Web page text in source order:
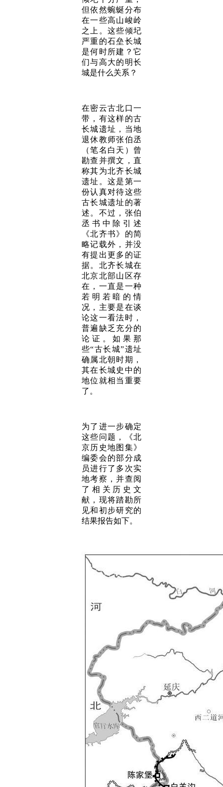
但依然蜿蜒分布
在一些高山峻岭
之上。这些倾圮
严重的石垒长城
是何时所建？它
们与高大的明长
城是什么关系？
在密云古北口一
带，有这样的古
长城遗址，当地
退休教师张伯丞
（笔名白天）曾
勘查并撰文，直
称其为北齐长城
遗址。这是第一
份认真对待这些
古长城遗址的著
述。不过，张伯
丞书中除引述
《北齐书》的简
略记载外，并没
有提出更多的证
据。北齐长城在
北京北部山区存
在，一直是一种
若明若暗的情
况，主要是在谈
论这一看法时，
普遍缺乏充分的
论证。如果那
些“古长城”遗址
确属北朝时期，
其在长城史中的
地位就相当重要
了。
为了进一步确定
这些问题，《北
京历史地图集》
编委会的部分成
员进行了多次实
地考察，并查阅
了相关历史文
献，现将踏勘所
见和初步研究的
结果报告如下。